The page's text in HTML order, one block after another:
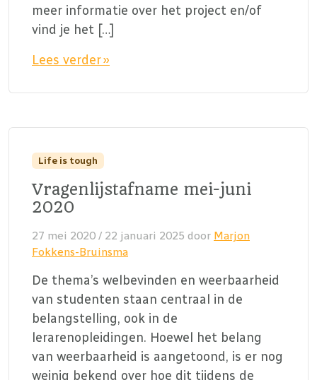
meer informatie over het project en/of
vind je het […]
Lees verder »
Life is tough
Vragenlijstafname mei-juni
2020
27 mei 2020 / 22 januari 2025 door Marjon
Fokkens-Bruinsma
De thema’s welbevinden en weerbaarheid
van studenten staan centraal in de
belangstelling, ook in de
lerarenopleidingen. Hoewel het belang
van weerbaarheid is aangetoond, is er nog
weinig bekend over hoe dit tijdens de